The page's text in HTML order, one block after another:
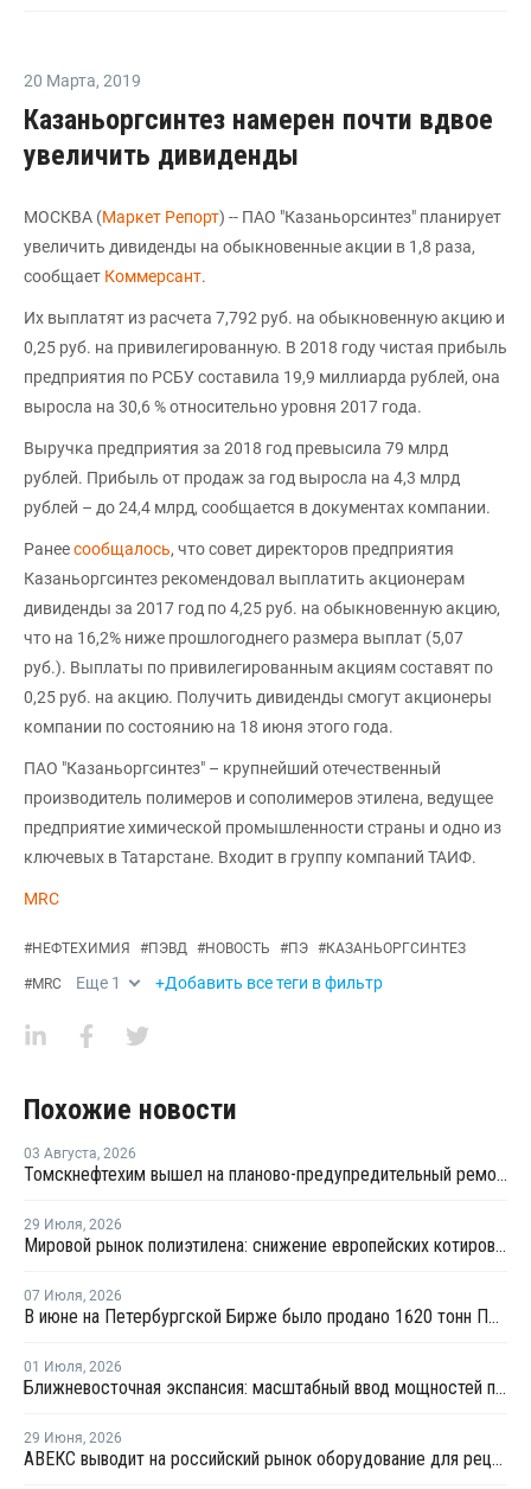
20 Марта, 2019
Казаньоргсинтез намерен почти вдвое
увеличить дивиденды
МОСКВА (Маркет Репорт) -- ПАО "Казаньорсинтез" планирует
увеличить дивиденды на обыкновенные акции в 1,8 раза,
сообщает Коммерсант.
Их выплатят из расчета 7,792 руб. на обыкновенную акцию и
0,25 руб. на привилегированную. В 2018 году чистая прибыль
предприятия по РСБУ составила 19,9 миллиарда рублей, она
выросла на 30,6 % относительно уровня 2017 года.
Выручка предприятия за 2018 год превысила 79 млрд
рублей. Прибыль от продаж за год выросла на 4,3 млрд
рублей – до 24,4 млрд, сообщается в документах компании.
Ранеесообщалось, что совет директоров предприятия
Казаньоргсинтез рекомендовал выплатить акционерам
дивиденды за 2017 год по 4,25 руб. на обыкновенную акцию,
что на 16,2% ниже прошлогоднего размера выплат (5,07
руб.). Выплаты по привилегированным акциям составят по
0,25 руб. на акцию. Получить дивиденды смогут акционеры
компании по состоянию на 18 июня этого года.
ПАО "Казаньоргсинтез" – крупнейший отечественный
производитель полимеров и сополимеров этилена, ведущее
предприятие химической промышленности страны и одно из
ключевых в Татарстане. Входит в группу компаний ТАИФ.
MRC
#НЕФТЕХИМИЯ #ПЭВД #НОВОСТЬ #ПЭ #КАЗАНЬОРГСИНТЕЗ
#MRC Еще 1 +Добавить все теги в фильтр
Похожие новости
03 Августа, 2026
Томскнефтехим вышел на планово-предупредительный ремонт
29 Июля, 2026
Мировой рынок полиэтилена: снижение европейских котировок и перестройка ценового диапазона в Китае
07 Июля, 2026
В июне на Петербургской Бирже было продано 1620 тонн ПВД и 1106 тонн ПП
01 Июля, 2026
Ближневосточная экспансия: масштабный ввод мощностей полиолефинов усилит профицит на мировом рынке
29 Июня, 2026
АВЕКС выводит на российский рынок оборудование для рециклинга Avian Machinery